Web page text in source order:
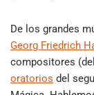
De los grandes
Georg Friedrich
compositores (del
oratorios del